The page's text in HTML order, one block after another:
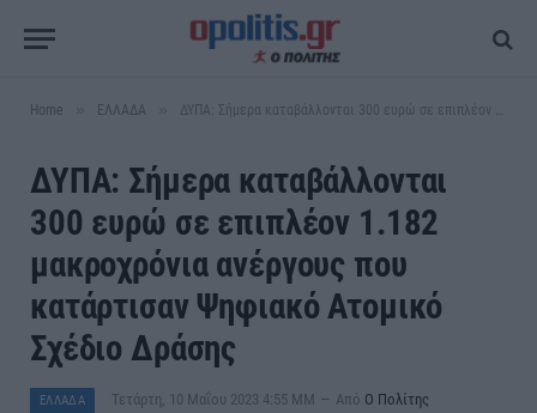
Home ΕΛΛΑΔΑ ΔΥΠΑ: Σήμερα καταβάλλονται 300 ευρώ σε επιπλέον 1.182 μακροχρόνια ανέργους που κατάρτισαν Ψηφιακό Ατομικό Σχέδιο Δράσης
ΔΥΠΑ: Σήμερα καταβάλλονται
300 ευρώ σε επιπλέον 1.182
μακροχρόνια ανέργους που
κατάρτισαν Ψηφιακό Ατομικό
Σχέδιο Δράσης
ΕΛΛΑΔΑ Τετάρτη, 10 Μαΐου 2023 4:55 ΜΜ Από Ο Πολίτης